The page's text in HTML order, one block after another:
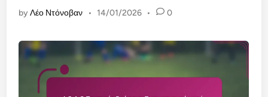
byΛέο Ντόνοβαν • 14/01/2026 • 0